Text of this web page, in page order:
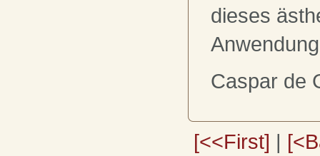
dieses
Caspar de
[<<First] |